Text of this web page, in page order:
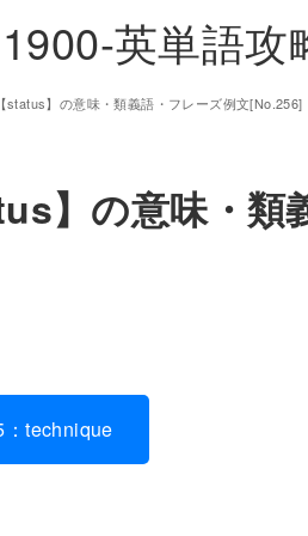
英単語攻
status】の意味・類義語・フレーズ例文[No.256]
】の意味・類
technique